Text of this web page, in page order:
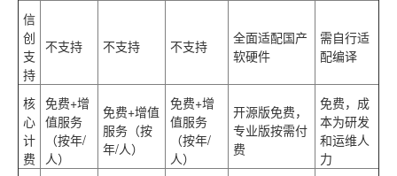
信
创
支
持
不支持 不支持 不支持
全面适配国产
软硬件
需自行适
配编译
核
心
计
费
免费+增
值服务
（按年/
人）
免费+增值
服务（按
年/人）
免费+增
值服务
（按年/
人）
开源版免费，
专业版按需付
费
免费，成
本为研发
和运维人
力